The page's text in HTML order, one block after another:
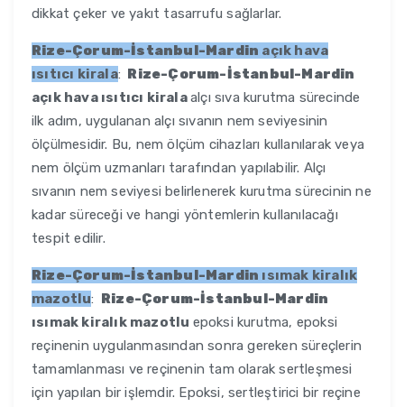
dikkat çeker ve yakıt tasarrufu sağlarlar.
Rize-Çorum-İstanbul-Mardin açık hava
ısıtıcı kirala: Rize-Çorum-İstanbul-Mardin
açık hava ısıtıcı kiralaalçı sıva kurutma sürecinde
ilk adım, uygulanan alçı sıvanın nem seviyesinin
ölçülmesidir. Bu, nem ölçüm cihazları kullanılarak veya
nem ölçüm uzmanları tarafından yapılabilir. Alçı
sıvanın nem seviyesi belirlenerek kurutma sürecinin ne
kadar süreceği ve hangi yöntemlerin kullanılacağı
tespit edilir.
Rize-Çorum-İstanbul-Mardin ısımak kiralık
mazotlu: Rize-Çorum-İstanbul-Mardin
ısımak kiralık mazotlu epoksi kurutma, epoksi
reçinenin uygulanmasından sonra gereken süreçlerin
tamamlanması ve reçinenin tam olarak sertleşmesi
için yapılan bir işlemdir. Epoksi, sertleştirici bir reçine